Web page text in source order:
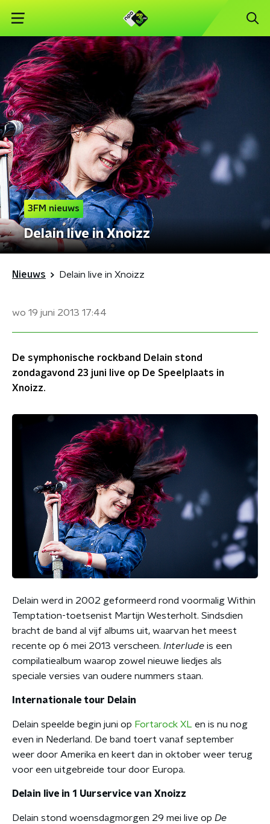
3FM nieuws
Delain live in Xnoizz
Nieuws Delain live in Xnoizz
wo 19 juni 2013 17:44
De symphonische rockband Delain stond
zondagavond 23 juni live op De Speelplaats in
Xnoizz.
Delain werd in 2002 geformeerd rond voormalig Within
Temptation-toetsenist Martijn Westerholt. Sindsdien
bracht de band al vijf albums uit, waarvan het meest
recente op 6 mei 2013 verscheen. Interlude is een
compilatiealbum waarop zowel nieuwe liedjes als
speciale versies van oudere nummers staan.
Internationale tour Delain
Delain speelde begin juni op Fortarock XL en is nu nog
even in Nederland. De band toert vanaf september
weer door Amerika en keert dan in oktober weer terug
voor een uitgebreide tour door Europa.
Delain live in 1 Uurservice van Xnoizz
Delain stond woensdagmorgen 29 mei live op De